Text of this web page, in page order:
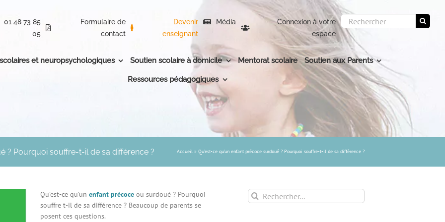
01 48 73 85
05
Formulaire de
contact
Devenir
enseignant
Média
Connexion à votre
espace
Rechercher:
et neuropsychologiques Soutien scolaire à domicile Mentorat scolaire Soutien aux Parents
Ressources pédagogiques
? Pourquoi souffre-t-il de sa différence ? Accueil » Qu’est-ce qu’un enfant précoce surdoué ? Pourquoi souffre-t-il de sa différence ?
Qu’est-ce qu’un enfant précoceou surdoué ? Pourquoi
souffre t-il de sa différence ? Beaucoup de parents se
posent ces questions.
Rechercher: